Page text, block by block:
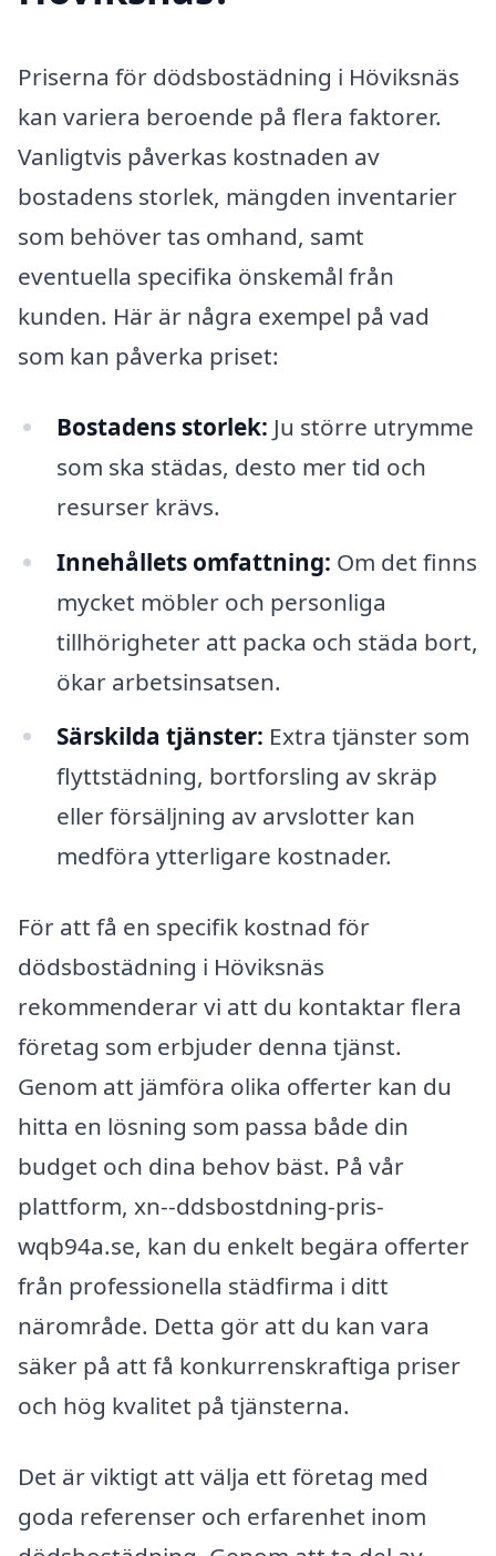
Priserna för dödsbostädning i Höviksnäs
kan variera beroende på flera faktorer.
Vanligtvis påverkas kostnaden av
bostadens storlek, mängden inventarier
som behöver tas omhand, samt
eventuella specifika önskemål från
kunden. Här är några exempel på vad
som kan påverka priset:
Bostadens storlek: Ju större utrymme
som ska städas, desto mer tid och
resurser krävs.
Innehållets omfattning: Om det finns
mycket möbler och personliga
tillhörigheter att packa och städa bort,
ökar arbetsinsatsen.
Särskilda tjänster: Extra tjänster som
flyttstädning, bortforsling av skräp
eller försäljning av arvslotter kan
medföra ytterligare kostnader.
För att få en specifik kostnad för
dödsbostädning i Höviksnäs
rekommenderar vi att du kontaktar flera
företag som erbjuder denna tjänst.
Genom att jämföra olika offerter kan du
hitta en lösning som passa både din
budget och dina behov bäst. På vår
plattform, xn--ddsbostdning-pris-
wqb94a.se, kan du enkelt begära offerter
från professionella städfirma i ditt
närområde. Detta gör att du kan vara
säker på att få konkurrenskraftiga priser
och hög kvalitet på tjänsterna.
Det är viktigt att välja ett företag med
goda referenser och erfarenhet inom